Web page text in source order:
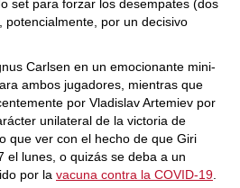
set para forzar los desempates (dos
potencialmente, por un decisivo
Carlsen en un emocionante mini-
ambos jugadores, mientras que
por Vladislav Artemiev por
unilateral de la victoria de
que ver con el hecho de que Giri
el lunes, o quizás se deba a un
por la vacuna contra la COVID-19